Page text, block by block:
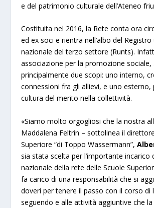
e del patrimonio culturale dell’Ateneo
Costituita nel 2016, la Rete conta ora
ed ex soci e rientra nell’albo del Registro
nazionale del terzo settore (Runts).
associazione per la promozione sociale,
principalmente due scopi: uno interno,
connessioni fra gli allievi, e uno esterno,
cultura del merito nella collettività.
«Siamo molto orgogliosi che la nostra
Maddalena Feltrin – sottolinea il
Superiore “di Toppo Wassermann”,
sia stata scelta per l’importante incarico
nazionale della rete delle Scuole
fa carico di una responsabilità che si
doveri per tenere il passo con il corso di
seguendo e alle attività aggiuntive che la